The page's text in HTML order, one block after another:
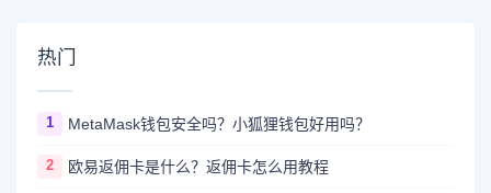
热门
1 MetaMask钱包安全吗？小狐狸钱包好用吗？
2 欧易返佣卡是什么？返佣卡怎么用教程